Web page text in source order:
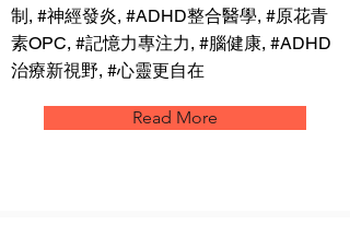
制, #神經發炎, #ADHD整合醫學, #原花青
素OPC, #記憶力專注力, #腦健康, #ADHD
治療新視野, #心靈更自在
Read More